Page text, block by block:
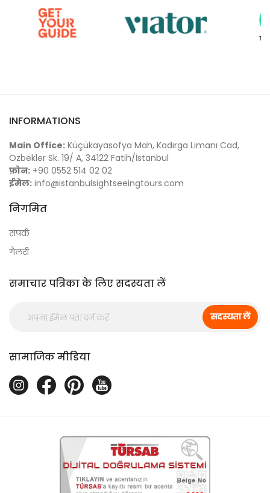
INFORMATIONS
Main Office: Küçükayasofya Mah, Kadırga Limanı Cad,
Özbekler Sk. 19/ A, 34122 Fatih/İstanbul
फ़ोन: +90 0552 514 02 02
ईमेल: info@istanbulsightseeingtours.com
निगमित
संपर्क
गैलरी
समाचार पत्रिका के लिए सदस्यता लें
सदस्यता लें
सामाजिक मीडिया